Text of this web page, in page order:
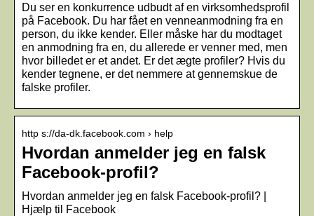
Du ser en konkurrence udbudt af en virksomhedsprofil
på Facebook. Du har fået en venneanmodning fra en
person, du ikke kender. Eller måske har du modtaget
en anmodning fra en, du allerede er venner med, men
hvor billedet er et andet. Er det ægte profiler? Hvis du
kender tegnene, er det nemmere at gennemskue de
falske profiler.
http s://da-dk.facebook.com › help
Hvordan anmelder jeg en falsk
Facebook-profil?
Hvordan anmelder jeg en falsk Facebook-profil? |
Hjælp til Facebook